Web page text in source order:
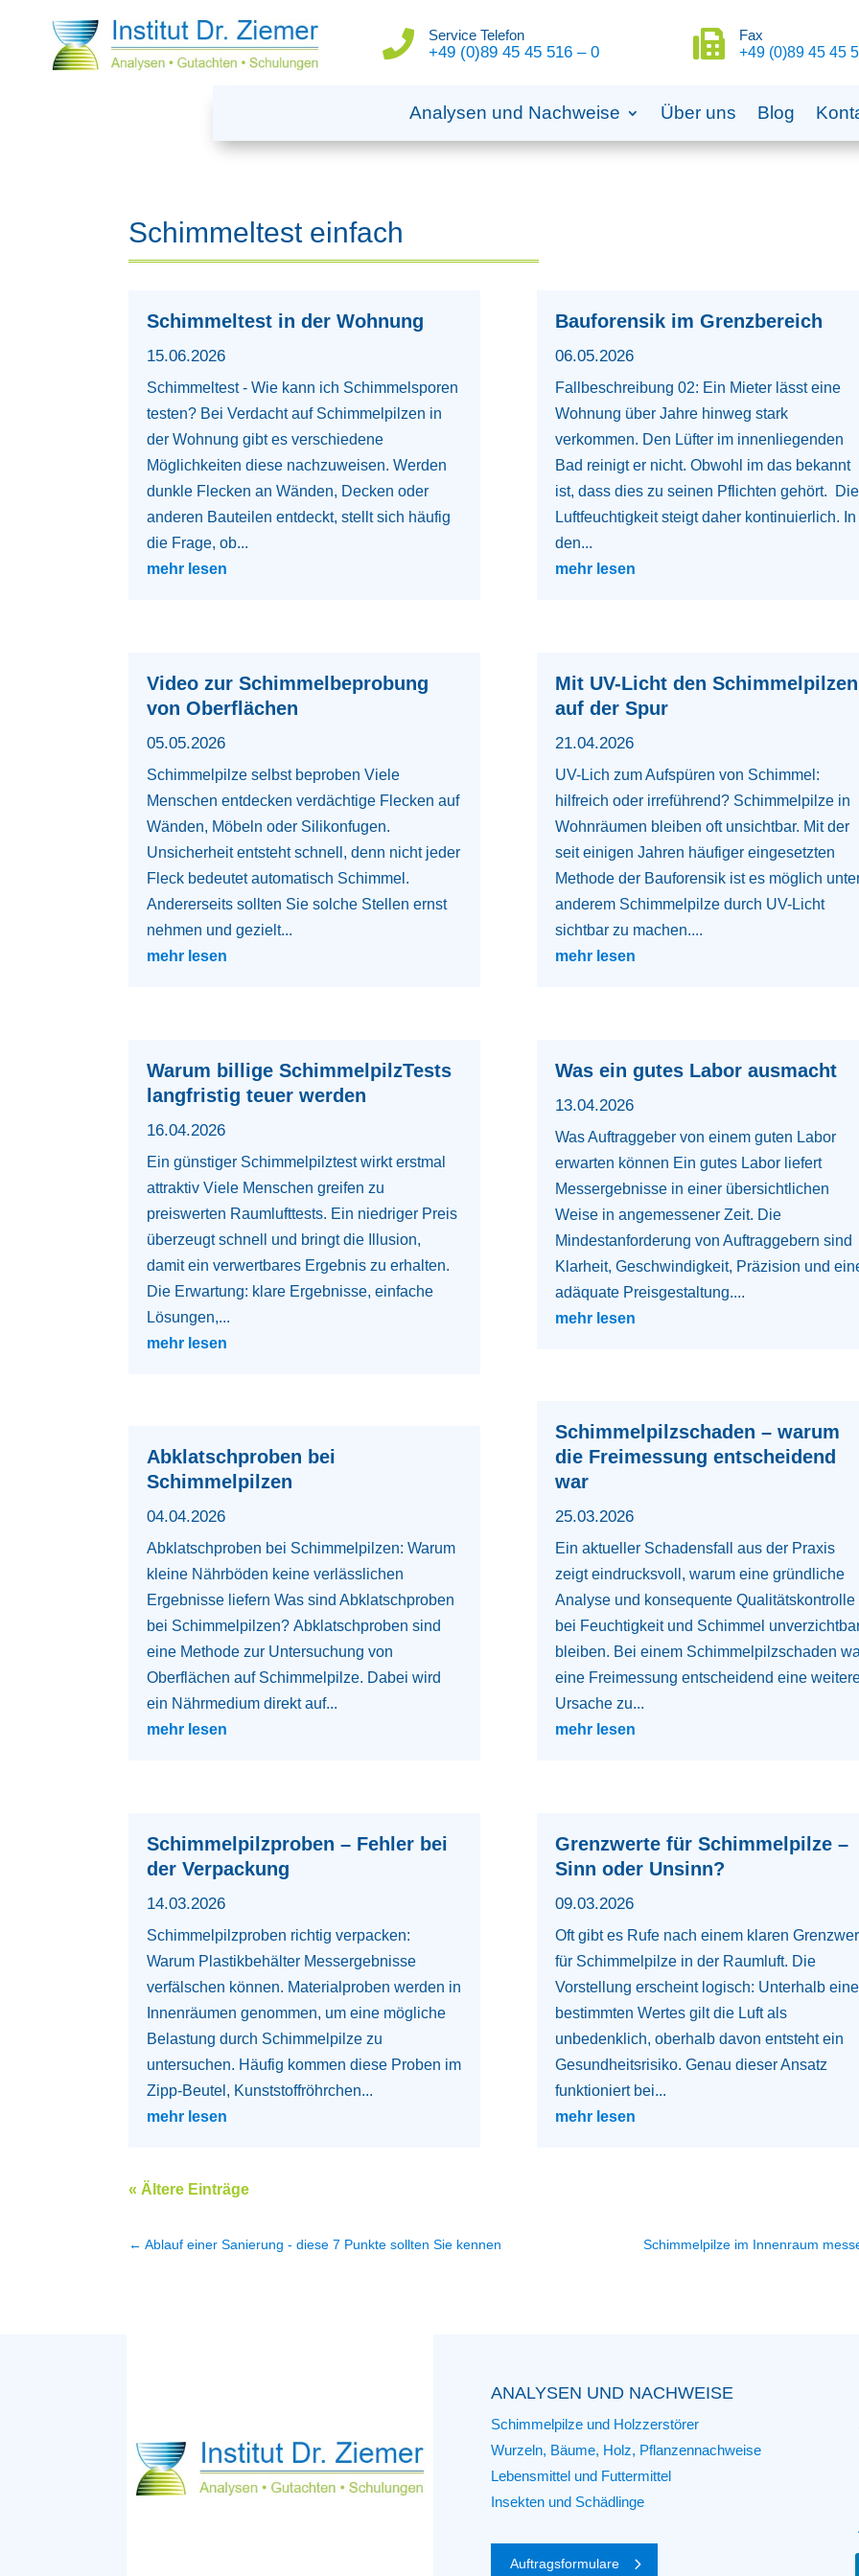
 Service Telefon
+49 (0)89 45 45 516 – 0 
Fax
+49 (0)89 45 45
Analysen und Nachweise Über uns Blog
Schimmeltest einfach
Schimmeltest in der Wohnung
15.06.2026
Schimmeltest - Wie kann ich Schimmelsporen
testen? Bei Verdacht auf Schimmelpilzen in
der Wohnung gibt es verschiedene
Möglichkeiten diese nachzuweisen. Werden
dunkle Flecken an Wänden, Decken oder
anderen Bauteilen entdeckt, stellt sich häufig
die Frage, ob...
mehr lesen
Video zur Schimmelbeprobung
von Oberflächen
05.05.2026
Schimmelpilze selbst beproben Viele
Menschen entdecken verdächtige Flecken auf
Wänden, Möbeln oder Silikonfugen.
Unsicherheit entsteht schnell, denn nicht jeder
Fleck bedeutet automatisch Schimmel.
Andererseits sollten Sie solche Stellen ernst
nehmen und gezielt...
mehr lesen
Warum billige SchimmelpilzTests
langfristig teuer werden
16.04.2026
Ein günstiger Schimmelpilztest wirkt erstmal
attraktiv Viele Menschen greifen zu
preiswerten Raumlufttests. Ein niedriger Preis
überzeugt schnell und bringt die Illusion,
damit ein verwertbares Ergebnis zu erhalten.
Die Erwartung: klare Ergebnisse, einfache
Lösungen,...
mehr lesen
Abklatschproben bei
Schimmelpilzen
04.04.2026
Abklatschproben bei Schimmelpilzen: Warum
kleine Nährböden keine verlässlichen
Ergebnisse liefern Was sind Abklatschproben
bei Schimmelpilzen? Abklatschproben sind
eine Methode zur Untersuchung von
Oberflächen auf Schimmelpilze. Dabei wird
ein Nährmedium direkt auf...
mehr lesen
Schimmelpilzproben – Fehler bei
der Verpackung
14.03.2026
Schimmelpilzproben richtig verpacken:
Warum Plastikbehälter Messergebnisse
verfälschen können. Materialproben werden in
Innenräumen genommen, um eine mögliche
Belastung durch Schimmelpilze zu
untersuchen. Häufig kommen diese Proben im
Zipp-Beutel, Kunststoffröhrchen...
mehr lesen
Bauforensik im Grenzbereich
06.05.2026
Fallbeschreibung 02: Ein Mieter lässt eine
Wohnung über Jahre hinweg stark
verkommen. Den Lüfter im innenliegenden
Bad reinigt er nicht. Obwohl im das bekannt
ist, dass dies zu seinen Pflichten gehört. Die
Luftfeuchtigkeit steigt daher kontinuierlich. In
den...
mehr lesen
Mit UV-Licht den Schimmelpilzen
auf der Spur
21.04.2026
UV-Lich zum Aufspüren von Schimmel:
hilfreich oder irreführend? Schimmelpilze in
Wohnräumen bleiben oft unsichtbar. Mit der
seit einigen Jahren häufiger eingesetzten
Methode der Bauforensik ist es möglich
anderem Schimmelpilze durch UV-Licht
sichtbar zu machen....
mehr lesen
Was ein gutes Labor ausmacht
13.04.2026
Was Auftraggeber von einem guten Labor
erwarten können Ein gutes Labor liefert
Messergebnisse in einer übersichtlichen
Weise in angemessener Zeit. Die
Mindestanforderung von Auftraggebern sind
Klarheit, Geschwindigkeit, Präzision und
adäquate Preisgestaltung....
mehr lesen
Schimmelpilzschaden – warum
die Freimessung entscheidend
war
25.03.2026
Ein aktueller Schadensfall aus der Praxis
zeigt eindrucksvoll, warum eine gründliche
Analyse und konsequente Qualitätskontrolle
bei Feuchtigkeit und Schimmel
bleiben. Bei einem Schimmelpilzschaden
eine Freimessung entscheidend eine
Ursache zu...
mehr lesen
Grenzwerte für Schimmelpilze –
Sinn oder Unsinn?
09.03.2026
Oft gibt es Rufe nach einem klaren
für Schimmelpilze in der Raumluft. Die
Vorstellung erscheint logisch: Unterhalb
bestimmten Wertes gilt die Luft als
unbedenklich, oberhalb davon entsteht ein
Gesundheitsrisiko. Genau dieser Ansatz
funktioniert bei...
mehr lesen
« Ältere Einträge
←Ablauf einer Sanierung - diese 7 Punkte sollten Sie kennen Schimmelpilze im Innenraum
ANALYSEN UND NACHWEISE
Schimmelpilze und Holzzerstörer
Wurzeln, Bäume, Holz, Pflanzennachweise
Lebensmittel und Futtermittel
Insekten und Schädlinge
Auftragsformulare